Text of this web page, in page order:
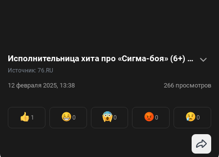
Исполнительница хита про «Сигма-боя» (6+) рассказала о планах на мировую славу — видеоинтервью
Источник: 76.RU
12 февраля 2025, 13:38 266 просмотров
1 0 0 0 0